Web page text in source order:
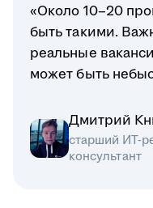
«Около 10–20
быть такими.
реальные
может быть
Дмитрий
старший ИТ-
консультант